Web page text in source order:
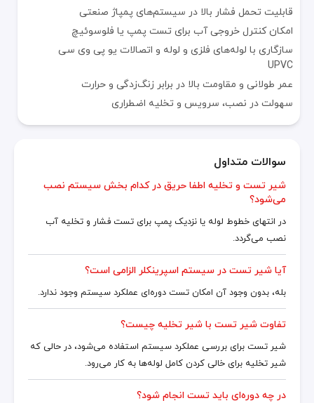
قابلیت تحمل فشار بالا در سیستم‌های پمپاژ صنعتی
امکان کنترل خروجی آب برای تست پمپ یا فلوسوئیچ
سازگاری با لوله‌های فلزی و لوله و اتصالات یو پی وی سی
UPVC
عمر طولانی و مقاومت بالا در برابر زنگ‌زدگی و حرارت
سهولت در نصب، سرویس و تخلیه اضطراری
سوالات متداول
شیر تست و تخلیه اطفا حریق در کدام بخش سیستم نصب
می‌شود؟
در انتهای خطوط لوله یا نزدیک پمپ برای تست فشار و تخلیه آب
نصب می‌گردد.
آیا شیر تست در سیستم اسپرینکلر الزامی است؟
بله، بدون وجود آن امکان تست دوره‌ای عملکرد سیستم وجود ندارد.
تفاوت شیر تست با شیر تخلیه چیست؟
شیر تست برای بررسی عملکرد سیستم استفاده می‌شود، در حالی که
شیر تخلیه برای خالی کردن کامل لوله‌ها به کار می‌رود.
در چه دوره‌ای باید تست انجام شود؟